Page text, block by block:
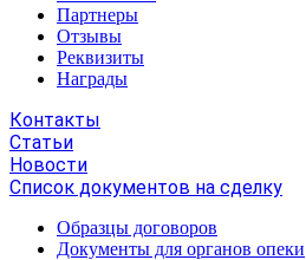
Партнеры
Отзывы
Реквизиты
Награды
Контакты
Статьи
Новости
Список документов на сделку
Образцы договоров
Документы для органов опеки